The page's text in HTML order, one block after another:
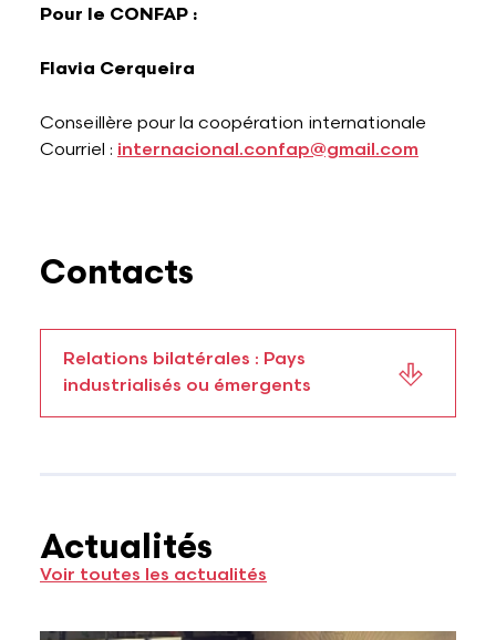
Pour le CONFAP :
Flavia Cerqueira
Conseillère pour la coopération internationale
Courriel : internacional.confap@gmail.com
Contacts
Relations bilatérales : Pays
industrialisés ou émergents
Actualités
Voir toutes les actualités